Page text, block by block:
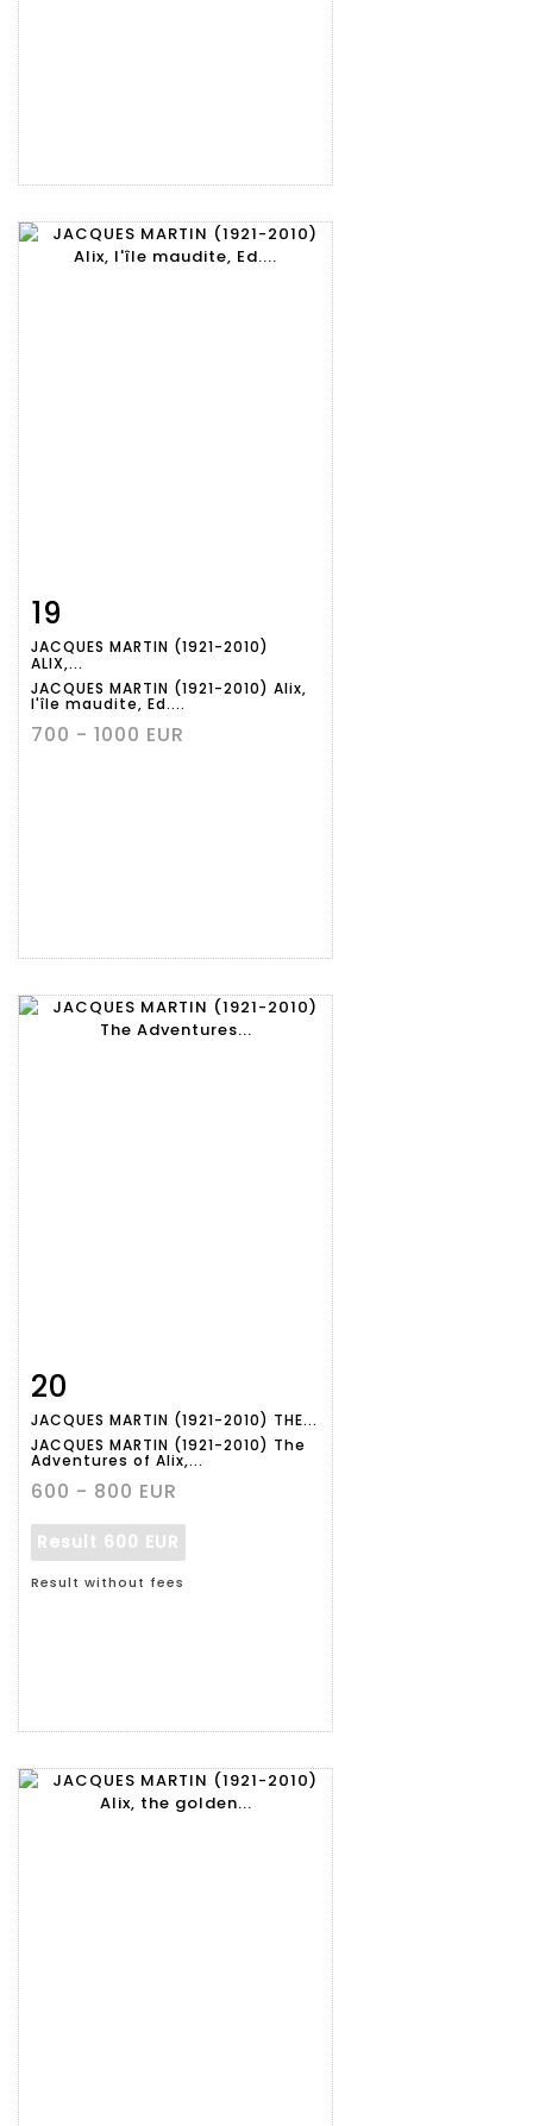
Item detail
19
JACQUES MARTIN (1921-2010)
ALIX,...
JACQUES MARTIN (1921-2010) Alix,
l'île maudite, Ed....
700 - 1000 EUR
Item detail
20
JACQUES MARTIN (1921-2010) THE...
JACQUES MARTIN (1921-2010) The
Adventures of Alix,...
600 - 800 EUR
Result 600 EUR
Result without fees